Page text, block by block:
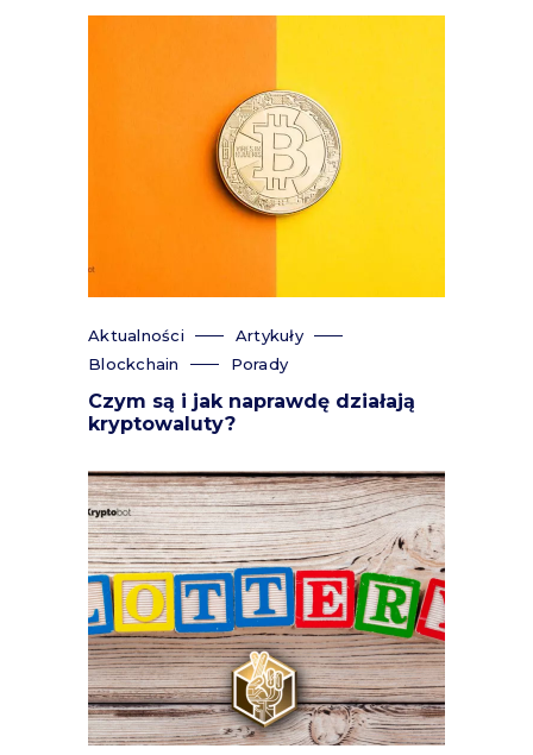
Aktualności
Artykuły
Blockchain
Porady
Czym są i jak naprawdę działają
kryptowaluty?